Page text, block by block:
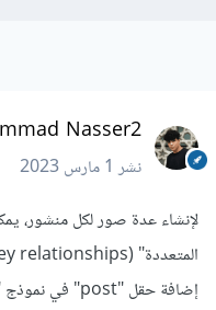
Nasser2
نشر1 مارس 2023
لإنشاء عدة صور لكل منشور،